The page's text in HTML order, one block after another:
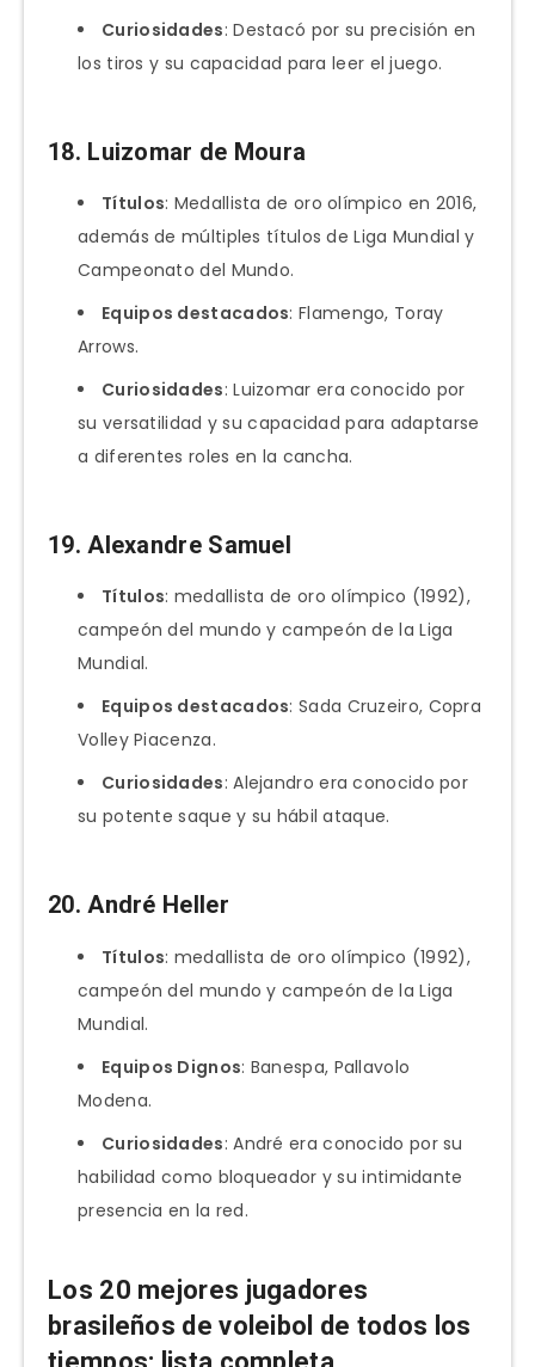
Curiosidades: Destacó por su precisión en
los tiros y su capacidad para leer el juego.
18. Luizomar de Moura
Títulos: Medallista de oro olímpico en 2016,
además de múltiples títulos de Liga Mundial y
Campeonato del Mundo.
Equipos destacados: Flamengo, Toray
Arrows.
Curiosidades: Luizomar era conocido por
su versatilidad y su capacidad para adaptarse
a diferentes roles en la cancha.
19.Alexandre Samuel
Títulos: medallista de oro olímpico (1992),
campeón del mundo y campeón de la Liga
Mundial.
Equipos destacados: Sada Cruzeiro, Copra
Volley Piacenza.
Curiosidades: Alejandro era conocido por
su potente saque y su hábil ataque.
20.André Heller
Títulos: medallista de oro olímpico (1992),
campeón del mundo y campeón de la Liga
Mundial.
Equipos Dignos: Banespa, Pallavolo
Modena.
Curiosidades: André era conocido por su
habilidad como bloqueador y su intimidante
presencia en la red.
Los 20 mejores jugadores
brasileños de voleibol de todos los